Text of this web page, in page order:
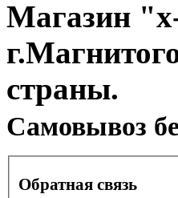
Магазин
страны.
Cамовывоз
Обратная связь